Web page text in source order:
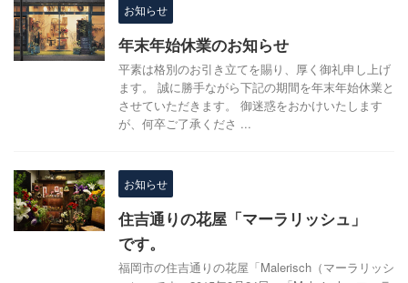
お知らせ
年末年始休業のお知らせ
平素は格別のお引き立てを賜り、厚く御礼申し上げ
ます。 誠に勝手ながら下記の期間を年末年始休業と
させていただきます。 御迷惑をおかけいたします
が、何卒ご了承くださ ...
お知らせ
住吉通りの花屋「マーラリッシュ」
です。
福岡市の住吉通りの花屋「Malerisch（マーラリッシ